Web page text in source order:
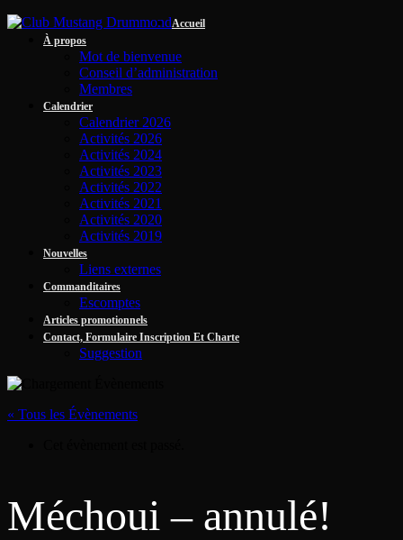
Accueil
À propos
Mot de bienvenue
Conseil d’administration
Membres
Calendrier
Calendrier 2026
Activités 2026
Activités 2024
Activités 2023
Activités 2022
Activités 2021
Activités 2020
Activités 2019
Nouvelles
Liens externes
Commanditaires
Escomptes
Articles promotionnels
Contact, Formulaire Inscription Et Charte
Suggestion
« Tous les Évènements
Méchoui – annulé!